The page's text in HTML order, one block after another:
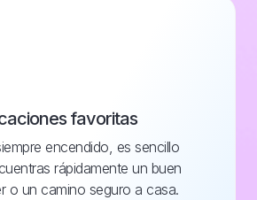
favoritas
encendido, es sencillo
rápidamente un buen
o un camino seguro a casa.